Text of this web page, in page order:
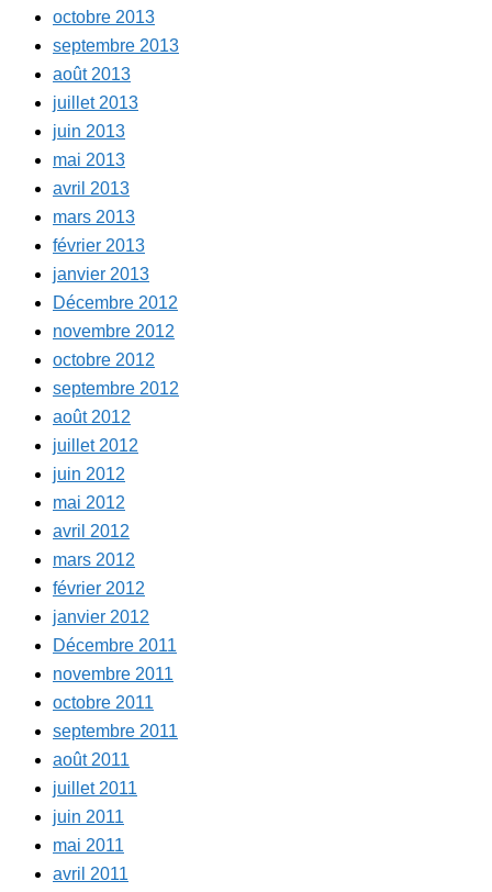
octobre 2013
septembre 2013
août 2013
juillet 2013
juin 2013
mai 2013
avril 2013
mars 2013
février 2013
janvier 2013
Décembre 2012
novembre 2012
octobre 2012
septembre 2012
août 2012
juillet 2012
juin 2012
mai 2012
avril 2012
mars 2012
février 2012
janvier 2012
Décembre 2011
novembre 2011
octobre 2011
septembre 2011
août 2011
juillet 2011
juin 2011
mai 2011
avril 2011